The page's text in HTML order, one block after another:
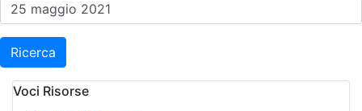
Ricerca
Voci Risorse